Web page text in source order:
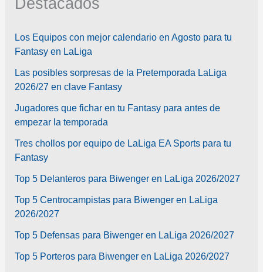
Los Equipos con mejor calendario en Agosto para tu
Fantasy en LaLiga
Las posibles sorpresas de la Pretemporada LaLiga
2026/27 en clave Fantasy
Jugadores que fichar en tu Fantasy para antes de
empezar la temporada
Tres chollos por equipo de LaLiga EA Sports para tu
Fantasy
Top 5 Delanteros para Biwenger en LaLiga 2026/2027
Top 5 Centrocampistas para Biwenger en LaLiga
2026/2027
Top 5 Defensas para Biwenger en LaLiga 2026/2027
Top 5 Porteros para Biwenger en LaLiga 2026/2027